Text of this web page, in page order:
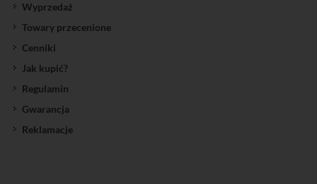
Wyprzedaż
Towary przecenione
Cenniki
Jak kupić?
Regulamin
Gwarancja
Reklamacje